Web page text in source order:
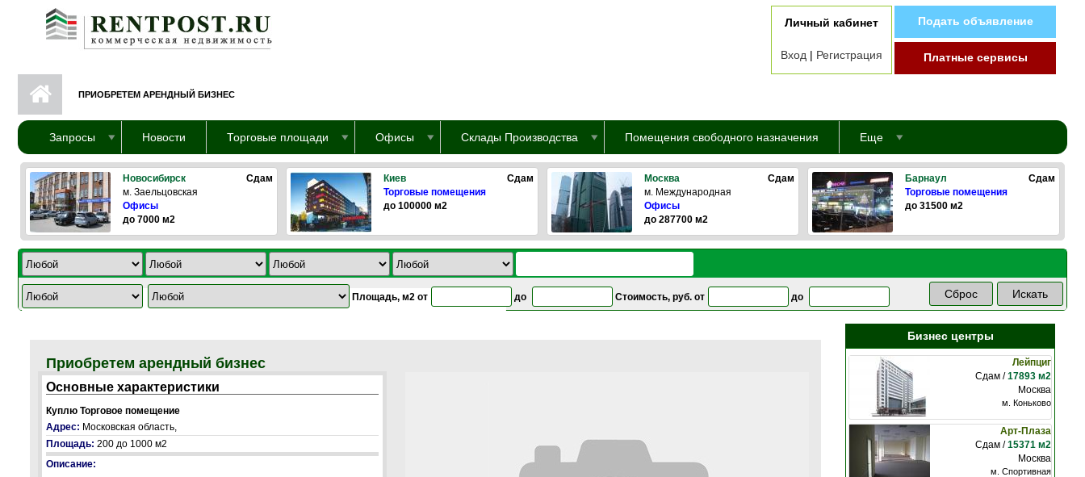
Перейти к основному содержанию
Личный кабинет
Вход | Регистрация
Подать объявление
Платные сервисы
ПРИОБРЕТЕМ АРЕНДНЫЙ БИЗНЕС
Запросы Новости Торговые площади Офисы Склады Производства Помещения свободного назначения Еще
Новосибирск
Сдам
м. Заельцовская
Офисы
до 7000 м2
Киев
Сдам
Торговые помещения
до 100000 м2
Москва
Сдам
м. Международная
Офисы
до 287700 м2
Барнаул
Сдам
Торговые помещения
до 31500 м2
Площадь, м2 от до Стоимость, руб. от до
Приобретем арендный бизнес
Основные характеристики
Куплю Торговое помещение
Адрес: Московская область,
Площадь: 200 до 1000 м2
Описание:
Бизнес центры
Лейпциг
Сдам /17893 м2
Москва
м. Коньково
Арт-Плаза
Сдам /15371 м2
Москва
м. Спортивная